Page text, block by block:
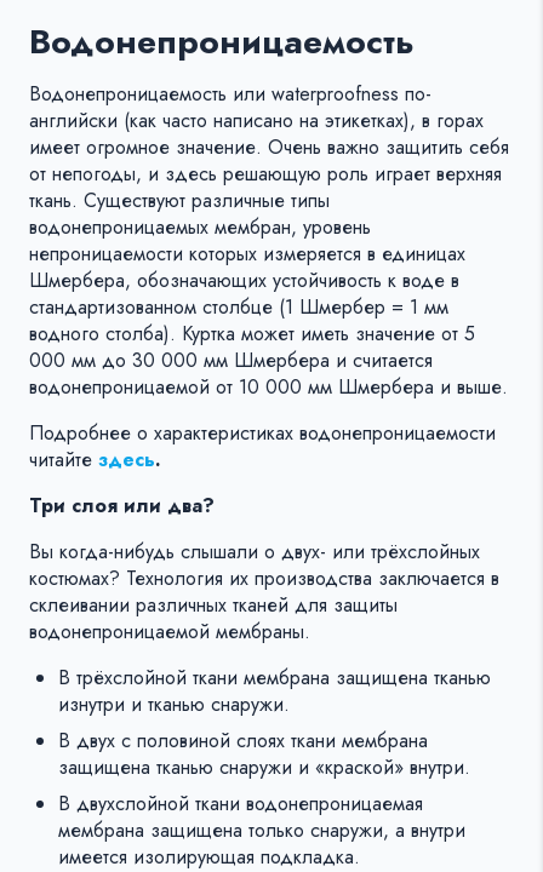
Водонепроницаемость
Водонепроницаемость или waterproofness по-
английски (как часто написано на этикетках), в горах
имеет огромное значение. Очень важно защитить себя
от непогоды, и здесь решающую роль играет верхняя
ткань. Существуют различные типы
водонепроницаемых мембран, уровень
непроницаемости которых измеряется в единицах
Шмербера, обозначающих устойчивость к воде в
стандартизованном столбце (1 Шмербер = 1 мм
водного столба). Куртка может иметь значение от 5
000 мм до 30 000 мм Шмербера и считается
водонепроницаемой от 10 000 мм Шмербера и выше.
Подробнее о характеристиках водонепроницаемости
читайте здесь.
Три слоя или два?
Вы когда-нибудь слышали о двух- или трёхслойных
костюмах? Технология их производства заключается в
склеивании различных тканей для защиты
водонепроницаемой мембраны.
В трёхслойной ткани мембрана защищена тканью
изнутри и тканью снаружи.
В двух с половиной слоях ткани мембрана
защищена тканью снаружи и «краской» внутри.
В двухслойной ткани водонепроницаемая
мембрана защищена только снаружи, а внутри
имеется изолирующая подкладка.